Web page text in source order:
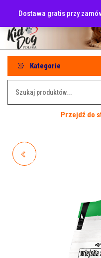
treści
Dostawa gratis przy
Kategorie
Przejdź do
KACZKA M/L